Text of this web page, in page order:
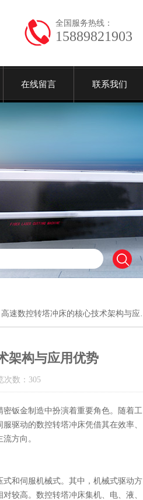
全国服务热线：
15889821903
在线留言 联系我们
速数控转塔冲床的核心技术架构与应用优势
架构与应用优势
数：305
钣金制造中扮演着重要角色。随着工
驱动的数控转塔冲床凭借其在效率、
方向。
和伺服机械式。其中，机械式驱动方
较高。数控转塔冲床集机、电、液、